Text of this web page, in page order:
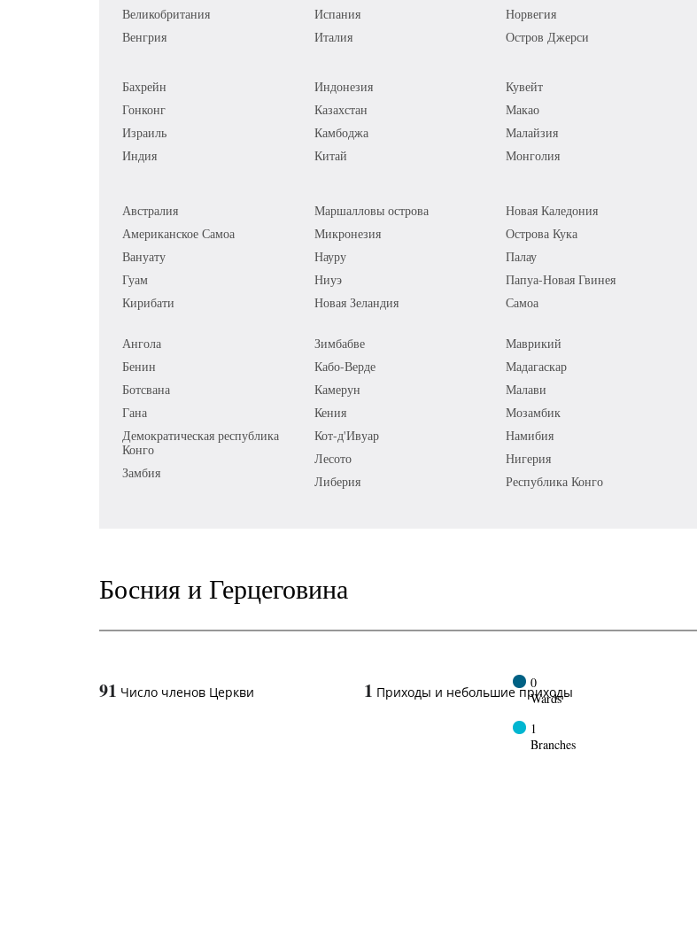
Великобритания
Венгрия
Испания
Италия
Норвегия
Остров Джерси
Бахрейн
Гонконг
Израиль
Индия
Индонезия
Казахстан
Камбоджа
Китай
Кувейт
Макао
Малайзия
Монголия
Австралия
Американское Самоа
Вануату
Гуам
Кирибати
Маршалловы острова
Микронезия
Науру
Ниуэ
Новая Зеландия
Новая Каледония
Острова Кука
Палау
Папуа-Новая Гвинея
Самоа
Ангола
Бенин
Ботсвана
Гана
Демократическая республика
Конго
Замбия
Зимбабве
Кабо-Верде
Камерун
Кения
Кот-д'Ивуар
Лесото
Либерия
Маврикий
Мадагаскар
Малави
Мозамбик
Намибия
Нигерия
Республика Конго
Босния и Герцеговина
91 Число членов Церкви 1 Приходы и небольшие приходы
0
Wards
1
Branches